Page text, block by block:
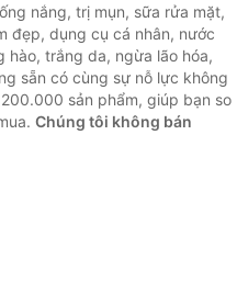
nắng, trị mụn, sữa rửa mặt,
đẹp, dụng cụ cá nhân, nước
hào, trắng da, ngừa lão hóa,
sẵn có cùng sự nỗ lực không
sản phẩm, giúp bạn so
Chúng tôi không bán